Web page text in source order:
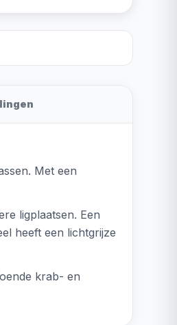
Met een
ligplaatsen. Een
heeft een lichtgrijze
krab- en